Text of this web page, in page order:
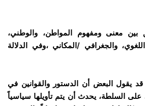
بين معنى ومفهوم المواطن، والوطني،
والجغرافي /المكاني ،وفي الدلالة
يقول البعض أن الدستور والقوانين في
السلطة، يحدث أن يتم تأويلها سياسياً